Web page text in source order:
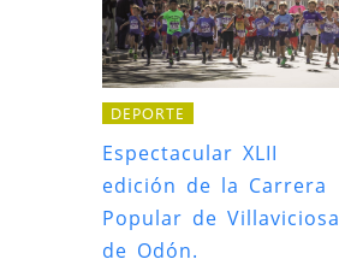
DEPORTE
Espectacular XLII
edición de la Carrera
Popular de Villaviciosa
de Odón.